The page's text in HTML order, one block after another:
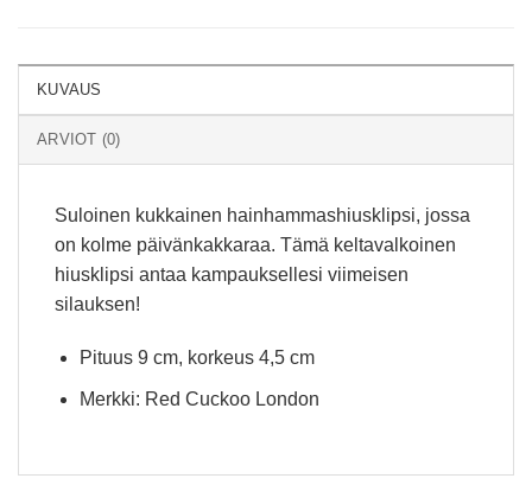
KUVAUS
ARVIOT (0)
Suloinen kukkainen hainhammashiusklipsi, jossa
on kolme päivänkakkaraa. Tämä keltavalkoinen
hiusklipsi antaa kampauksellesi viimeisen
silauksen!
Pituus 9 cm, korkeus 4,5 cm
Merkki: Red Cuckoo London